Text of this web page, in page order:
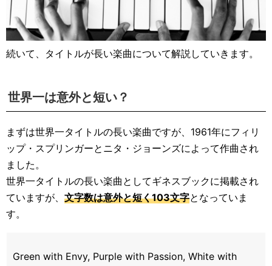
続いて、タイトルが長い楽曲について解説していきます。
世界一は意外と短い？
まずは世界一タイトルの長い楽曲ですが、1961年にフィリ
ップ・スプリンガーとニタ・ジョーンズによって作曲され
ました。
世界一タイトルの長い楽曲としてギネスブックに掲載され
ていますが、 文字数は意外と短く103文字となっていま
す。
Green with Envy, Purple with Passion, White with